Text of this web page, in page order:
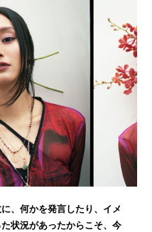
、何かを発言したり、イメ
状況があったからこそ、今